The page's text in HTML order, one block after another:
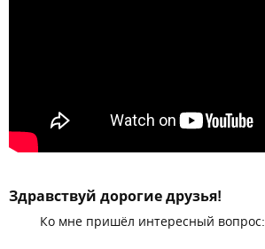
Здравствуй дорогие друзья!
Ко мне пришёл интересный вопрос: